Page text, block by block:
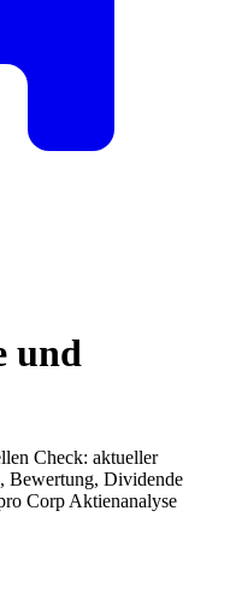
und
Check: aktueller
, Bewertung, Dividende
Corp Aktienanalyse